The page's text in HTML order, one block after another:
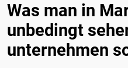
Was man in
unbedingt
unternehmen